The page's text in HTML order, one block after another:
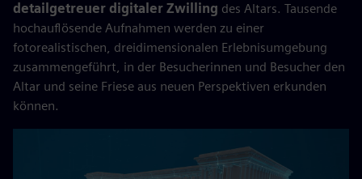
detailgetreuer digitaler Zwilling des Altars. Tausende
hochauflösende Aufnahmen werden zu einer
fotorealistischen, dreidimensionalen Erlebnisumgebung
zusammengeführt, in der Besucherinnen und Besucher den
Altar und seine Friese aus neuen Perspektiven erkunden
können.